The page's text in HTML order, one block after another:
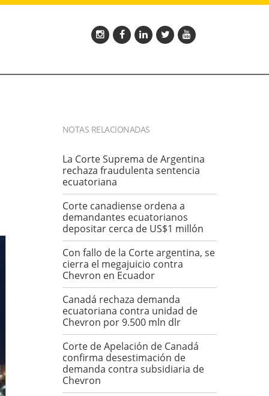
NOTAS RELACIONADAS
La Corte Suprema de Argentina
rechaza fraudulenta sentencia
ecuatoriana
Corte canadiense ordena a
demandantes ecuatorianos
depositar cerca de US$1 millón
Con fallo de la Corte argentina, se
cierra el megajuicio contra
Chevron en Ecuador
Canadá rechaza demanda
ecuatoriana contra unidad de
Chevron por 9.500 mln dlr
Corte de Apelación de Canadá
confirma desestimación de
demanda contra subsidiaria de
Chevron